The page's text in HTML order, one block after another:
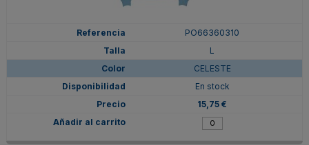
PO66360310
L
CELESTE
En stock
15,75 €